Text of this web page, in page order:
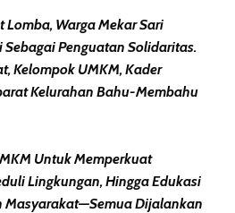
Lomba, Warga Mekar Sari
Penguatan Solidaritas.
Kelompok UMKM, Kader
Kelurahan Bahu-Membahu
Untuk Memperkuat
Lingkungan, Hingga Edukasi
Masyarakat—Semua Dijalankan